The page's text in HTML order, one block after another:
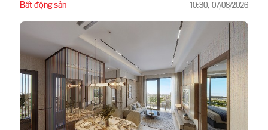
Bất động sản 10:30, 07/08/2026